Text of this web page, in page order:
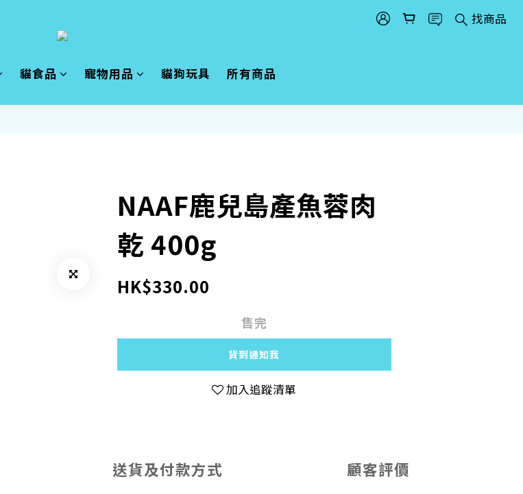
找商品
貓食品 寵物用品 貓狗玩具 所有商品
NAAF鹿兒島產魚蓉肉
乾 400g
HK$330.00
售完
貨到通知我
加入追蹤清單
送貨及付款方式 顧客評價